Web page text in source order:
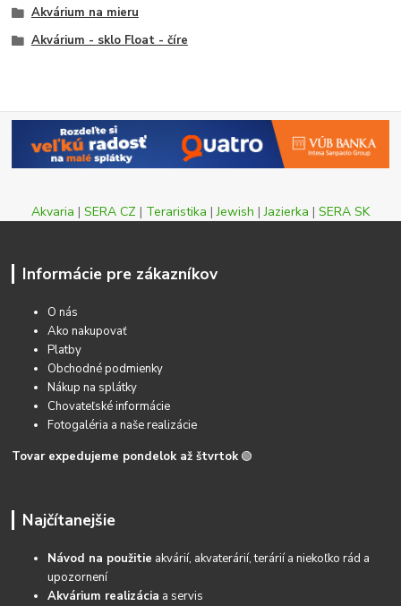
Akvárium na mieru
Akvárium - sklo Float - číre
Akvaria | SERA CZ | Teraristika |Jewish |Jazierka | SERA SK
Informácie pre zákazníkov
O nás
Ako nakupovať
Platby
Obchodné podmienky
Nákup na splátky
Chovateľské informácie
Fotogaléria a naše realizácie
Tovar expedujeme pondelok až štvrtok 🟢
Najčítanejšie
Návod na použitie akvárií, akvaterárií, terárií a niekoľko rád a
upozornení
Akvárium realizácia a servis